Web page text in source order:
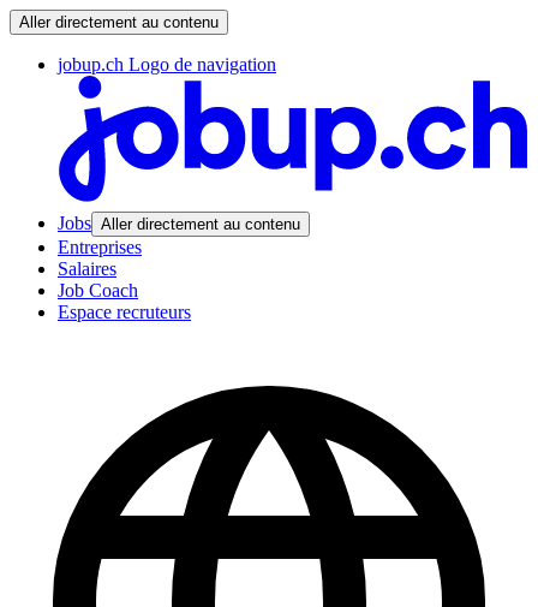
Aller directement au contenu
jobup.ch Logo de navigation
Jobs Aller directement au contenu
Entreprises
Salaires
Job Coach
Espace recruteurs